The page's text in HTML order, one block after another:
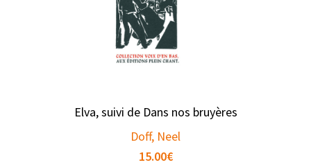
Elva, suivi de Dans nos bruyères
Doff, Neel
15.00€